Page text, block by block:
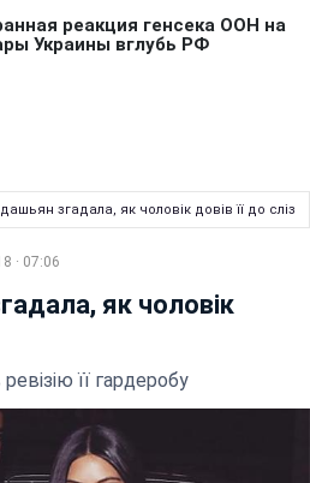
згадала, як чоловік довів її до сліз
· 07:06
як чоловік
її гардеробу